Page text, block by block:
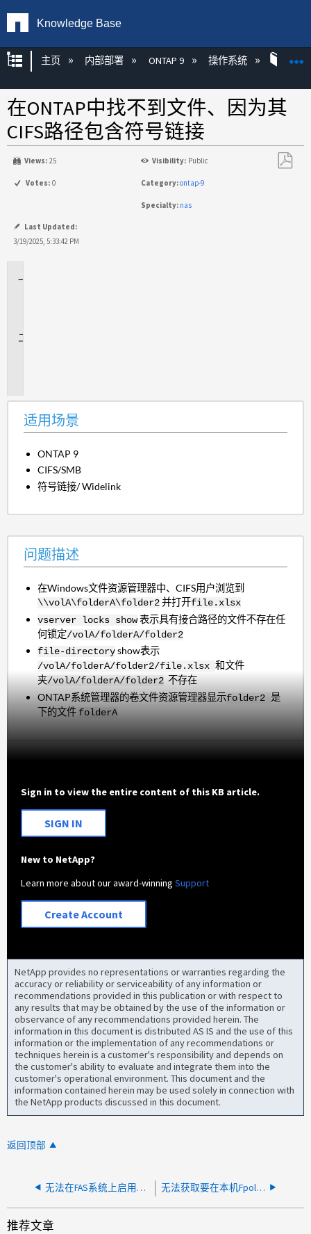
Knowledge Base
扩展/隐缩全局层次
主页 内部部署 ONTAP 9 操作系统
在ONTAP中找不到文件、因为其
CIFS路径包含符号链接
Views: 25 Visibility: Public
Votes: 0 Category:ontap-9
Specialty: nas
Last Updated:
3/19/2025, 5:33:42 PM
适用场景
ONTAP 9
CIFS/SMB
符号链接/ Widelink
问题描述
在Windows文件资源管理器中、CIFS用户浏览到
\\volA\folderA\folder2并打开file.xlsx
vserver locks show表示具有接合路径的文件不存在任
何锁定/volA/folderA/folder2
file-directoryshow表示
/volA/folderA/folder2/file.xlsx和文件
夹/volA/folderA/folder2 不存在
ONTAP系统管理器的卷文件资源管理器显示folder2是
下的文件 folderA
Sign in to view the entire content of this KB article.
SIGN IN
New to NetApp?
Learn more about our award-winningSupport
Create Account
NetApp provides no representations or warranties regarding the
accuracy or reliability or serviceability of any information or
recommendations provided in this publication or with respect to
any results that may be obtained by the use of the information or
observance of any recommendations provided herein. The
information in this document is distributed AS IS and the use of this
information or the implementation of any recommendations or
techniques herein is a customer's responsibility and depends on
the customer's ability to evaluate and integrate them into the
customer's operational environment. This document and the
information contained herein may be used solely in connection with
the NetApp products discussed in this document.
返回顶部
无法在FAS系统上启用跨卷重复数据删除 无法获取要在本机Fpolicy中阻止的最新扩展名列表
推荐文章